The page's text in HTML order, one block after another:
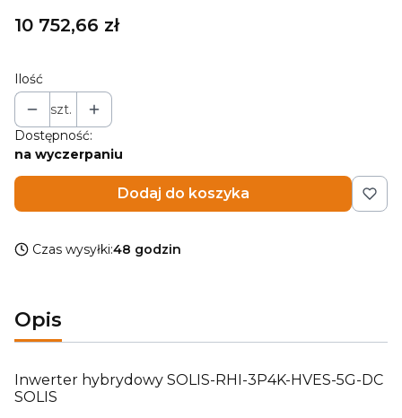
Cena
10 752,66 zł
Ilość
szt.
Dostępność:
na wyczerpaniu
Dodaj do koszyka
Czas wysyłki:48 godzin
Opis
Inwerter hybrydowy SOLIS-RHI-3P4K-HVES-5G-DC
SOLIS